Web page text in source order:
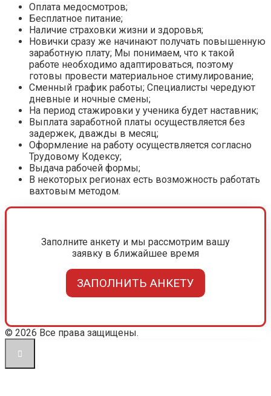
Оплата медосмотров;
Бесплатное питание;
Наличие страховки жизни и здоровья;
Новички сразу же начинают получать повышенную
заработную плату; Мы понимаем, что к такой
работе необходимо адаптироваться, поэтому
готовы провести материальное стимулирование;
Сменный график работы; Специалисты чередуют
дневные и ночные смены;
На период стажировки у ученика будет наставник;
Выплата заработной платы осуществляется без
задержек, дважды в месяц;
Оформление на работу осуществляется согласно
Трудовому Кодексу;
Выдача рабочей формы;
В некоторых регионах есть возможность работать
вахтовым методом.
Заполните анкету и мы рассмотрим вашу
заявку в ближайшее время
ЗАПОЛНИТЬ АНКЕТУ
© 2026 Все права защищены.